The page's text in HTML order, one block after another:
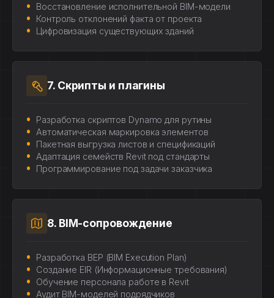
Восстановление исполнительной BIM-модели
Контроль отклонений факта от проекта
Цифровизация существующих зданий
7. Скрипты и плагины
Разработка скриптов Dynamo для рутины
Автоматическая маркировка элементов
Пакетная выгрузка листов и спецификаций
Адаптация семейств Revit под стандарты
Программирование под задачи заказчика
8. BIM-сопровождение
Разработка BEP (BIM Execution Plan)
Создание EIR (Информационные требования)
Обучение персонала работе в Revit
Аудит BIM-моделей подрядчиков